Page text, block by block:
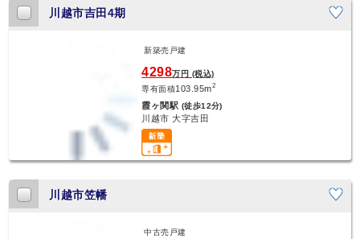
川越市吉田4期
新築売戸建
4298万円 (税込)
専有面積103.95m2
霞ヶ関駅 (徒歩12分)
川越市 大字吉田
川越市笠幡
中古売戸建